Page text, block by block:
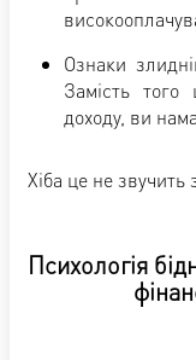
Ознаки
Замість
доходу, ви
Хіба це не звучить
Психологія